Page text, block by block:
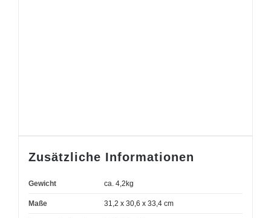
Zusätzliche Informationen
Gewicht ca. 4,2kg
Maße 31,2 x 30,6 x 33,4 cm